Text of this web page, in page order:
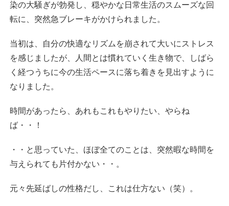
染の大騒ぎが勃発し、穏やかな日常生活のスムーズな回
転に、突然急ブレーキがかけられました。
当初は、自分の快適なリズムを崩されて大いにストレス
を感じましたが、人間とは慣れていく生き物で、しばら
く経つうちに今の生活ペースに落ち着きを見出すように
なりました。
時間があったら、あれもこれもやりたい、やらね
ば・・！
・・と思っていた、ほぼ全てのことは、突然暇な時間を
与えられても片付かない・・。
元々先延ばしの性格だし、これは仕方ない（笑）。